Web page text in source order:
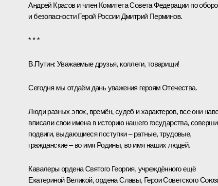
Андрей Красов и член Комитета Совета Федерации по
и безопасности Герой России Дмитрий Перминов.
* * *
В.Путин: Уважаемые друзья, коллеги, товарищи!
Сегодня мы отдаём дань уважения героям Отечества.
Люди разных эпох, времён, судеб и характеров, все они
вписали свои имена в историю нашего государства,
подвиги, выдающиеся поступки – ратные, трудовые,
гражданские – во имя Родины, во имя наших людей.
Кавалеры ордена Святого Георгия, учреждённого ещё
Екатериной Великой, ордена Славы, Герои Советского